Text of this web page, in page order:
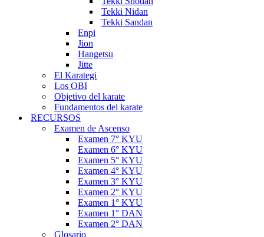
Tekki Nidan
Tekki Sandan
Enpi
Jion
Hangetsu
Jitte
El Karategi
Los OBI
Objetivo del karate
Fundamentos del karate
RECURSOS
Examen de Ascenso
Examen 7° KYU
Examen 6° KYU
Examen 5° KYU
Examen 4° KYU
Examen 3° KYU
Examen 2° KYU
Examen 1° KYU
Examen 1° DAN
Examen 2° DAN
Glosario